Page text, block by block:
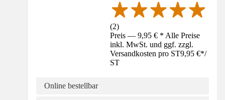
(2)
Preis — 9,95 € * Alle Preise
inkl. MwSt. und ggf. zzgl.
Versandkosten pro ST9,95 €*/
ST
Online bestellbar